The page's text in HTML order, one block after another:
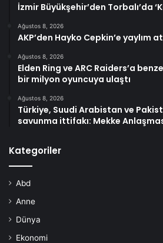
İzmir Büyükşehir’den Torbalı’da
Ağustos 8, 2026
AKP’den Hayko Cepkin’e yaylım
Ağustos 8, 2026
Elden Ring ve ARC Raiders’a
bir milyon oyuncuya ulaştı
Ağustos 8, 2026
Türkiye, Suudi Arabistan ve
savunma ittifakı: Mekke
Kategoriler
Abd
Anne
Dünya
Ekonomi